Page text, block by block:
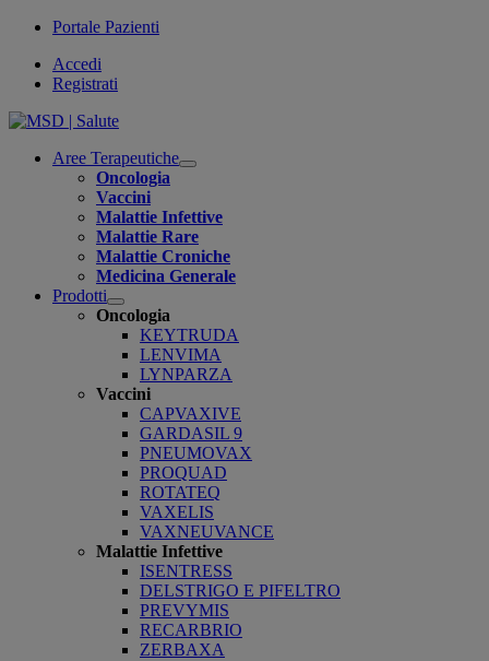
Portale Pazienti
Accedi
Registrati
Aree Terapeutiche
Open
Oncologia
Vaccini
Malattie Infettive
Malattie Rare
Malattie Croniche
Medicina Generale
Prodotti
Open
submenu
Oncologia
KEYTRUDA
LENVIMA
LYNPARZA
Vaccini
CAPVAXIVE
GARDASIL 9
PNEUMOVAX
PROQUAD
ROTATEQ
VAXELIS
VAXNEUVANCE
Malattie Infettive
ISENTRESS
DELSTRIGO E PIFELTRO
PREVYMIS
RECARBRIO
ZERBAXA